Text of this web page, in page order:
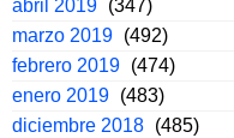
abril 2019 (347)
marzo 2019 (492)
febrero 2019 (474)
enero 2019 (483)
diciembre 2018 (485)